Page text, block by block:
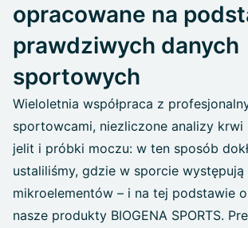
opracowane na
prawdziwych danych
sportowych
Wieloletnia współpraca z
sportowcami, niezliczone analizy krwi
jelit i próbki moczu: w ten sposób
ustaliliśmy, gdzie w sporcie
mikroelementów – i na tej podstawie
nasze produkty BIOGENA SPORTS.